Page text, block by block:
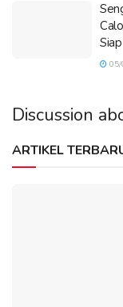
Discussion
ARTIKEL